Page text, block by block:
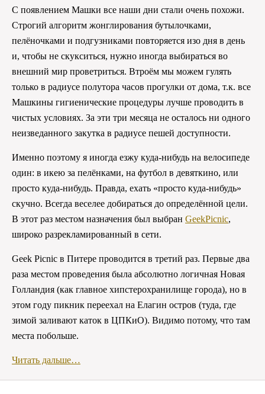
С появлением Машки все наши дни стали очень похожи.
Строгий алгоритм жонглирования бутылочками,
пелёночками и подгузниками повторяется изо дня в день
и, чтобы не скукситься, нужно иногда выбираться во
внешний мир проветриться. Втроём мы можем гулять
только в радиусе полутора часов прогулки от дома, т.к. все
Машкины гигиенические процедуры лучше проводить в
чистых условиях. За эти три месяца не осталось ни одного
неизведанного закутка в радиусе пешей доступности.
Именно поэтому я иногда езжу куда-нибудь на велосипеде
один: в икею за пелёнками, на футбол в девяткино, или
просто куда-нибудь. Правда, ехать «просто куда-нибудь»
скучно. Всегда веселее добираться до определённой цели.
В этот раз местом назначения был выбран GeekPicnic,
широко разрекламированный в сети.
Geek Picnic в Питере проводится в третий раз. Первые два
раза местом проведения была абсолютно логичная Новая
Голландия (как главное хипстерохранилище города), но в
этом году пикник переехал на Елагин остров (туда, где
зимой заливают каток в ЦПКиО). Видимо потому, что там
места побольше.
Читать дальше…